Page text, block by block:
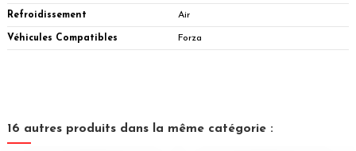
Refroidissement Air
Véhicules Compatibles Forza
16 autres produits dans la même catégorie :